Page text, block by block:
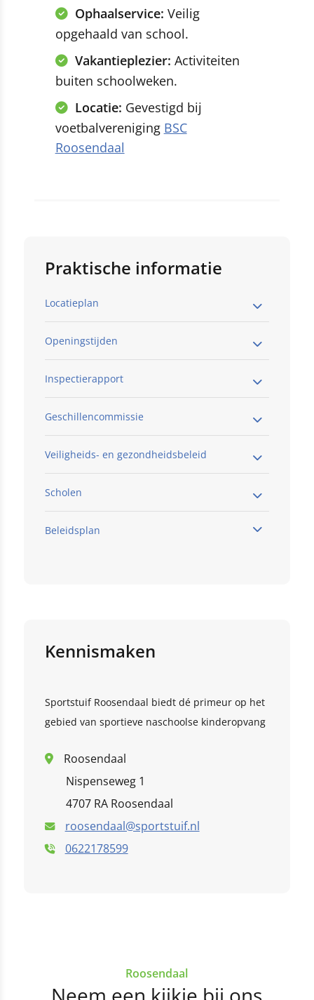
Ophaalservice: Veilig
opgehaald van school.
Vakantieplezier: Activiteiten
buiten schoolweken.
Locatie: Gevestigd bij
voetbalvereniging BSC
Roosendaal
Praktische informatie
Locatieplan
Openingstijden
Inspectierapport
Geschillencommissie
Veiligheids- en gezondheidsbeleid
Klik hier
Scholen
Beleidsplan
deze link
this link
Kennismaken
Sportstuif Roosendaal biedt dé primeur op het
gebied van sportieve naschoolse kinderopvang
Roosendaal
Nispenseweg 1
4707 RA Roosendaal
roosendaal@sportstuif.nl
0622178599
Roosendaal